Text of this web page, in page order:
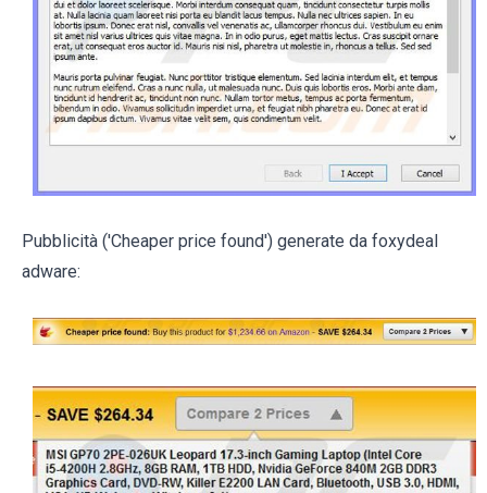
Pubblicità ('Cheaper price found') generate da foxydeal
adware: